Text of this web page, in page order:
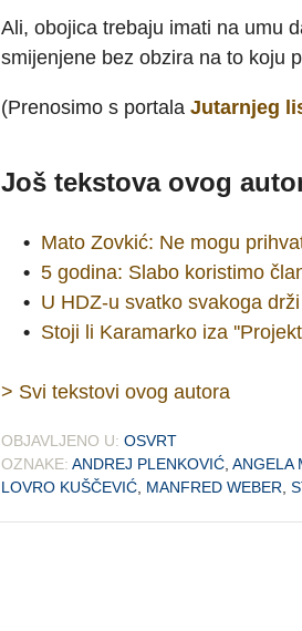
Ali, obojica trebaju imati na umu
smijenjene bez obzira na to koju
(Prenosimo s portala Jutarnjeg
Još tekstova ovog
• Mato Zovkić: Ne mogu
• 5 godina: Slabo koristimo
• U HDZ-u svatko svakoga
• Stoji li Karamarko iza
> Svi tekstovi ovog autora
OBJAVLJENO U: OSVRT
OZNAKE: ANDREJ PLENKOVIĆ ANGELA
LOVRO KUŠČEVIĆ MANFRED WEBER